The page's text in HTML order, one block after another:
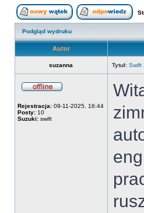
Nowy temat
Podgląd wydruku
Autor
suzanna Tytuł: Swift
Rejestracja: 09-11-2025, 16:44
Posty: 10
Suzuki: swift